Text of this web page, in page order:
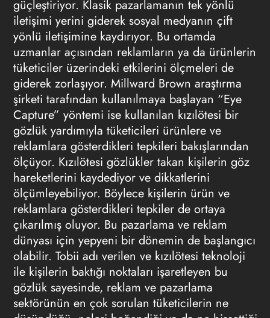
güçleştiriyor. Klasik pazarlamanın tek yönlü
iletişimi yerini giderek sosyal medyanın çift
yönlü iletişimine kaydırıyor. Bu ortamda
uzmanlar açısından reklamların ya da ürünlerin
tüketiciler üzerindeki etkilerini ölçmeleri de
giderek zorlaşıyor. Millward Brown araştırma
şirketi tarafından kullanılmaya başlayan “Eye
Capture” yöntemi ise kullanılan kızılötesi bir
gözlük yardımıyla tüketicileri ürünlere ve
reklamlara gösterdikleri tepkileri bakışlarından
ölçüyor. Kızılötesi gözlükler takan kişilerin göz
hareketlerini kaydediyor ve dikkatlerini
ölçümleyebiliyor. Böylece kişilerin ürün ve
reklamlara gösterdikleri tepkiler de ortaya
çıkarılmış oluyor. Bu pazarlama ve reklam
dünyası için yepyeni bir dönemin de başlangıcı
olabilir. Tobii adı verilen ve kızılötesi teknoloji
ile kişilerin baktığı noktaları işaretleyen bu
gözlük sayesinde, reklam ve pazarlama
sektörünün en çok sorulan tüketicilerin ne